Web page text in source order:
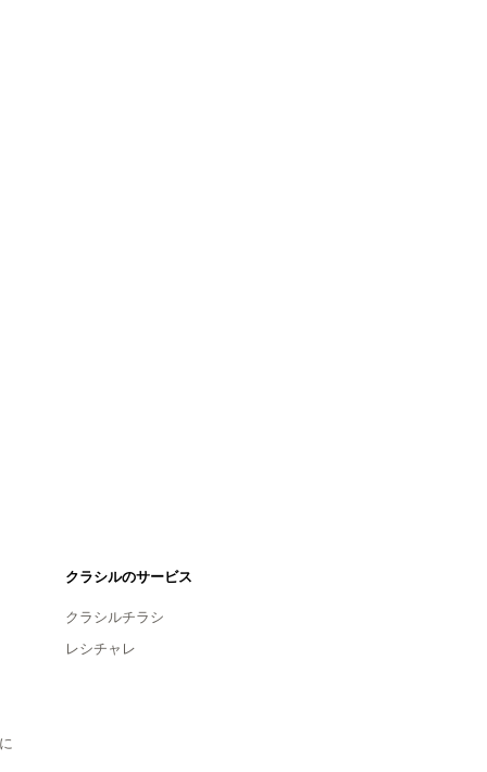
クラシルのサービス
クラシルチラシ
レシチャレ